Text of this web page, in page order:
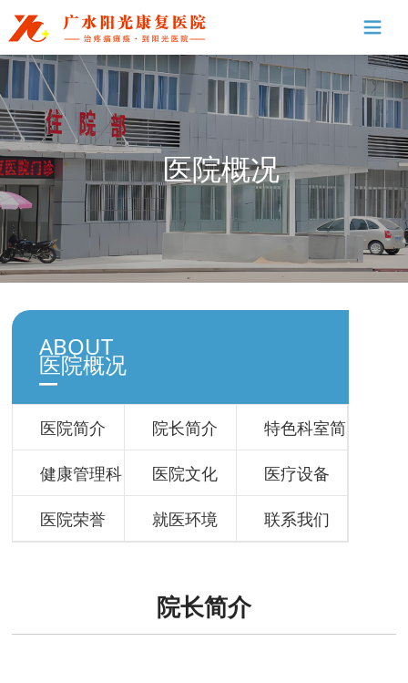
医院概况
ABOUT
医院概况
医院简介 院长简介 特色科室简
健康管理科
简介
医院文化 医疗设备
医院荣誉 就医环境 联系我们
院长简介